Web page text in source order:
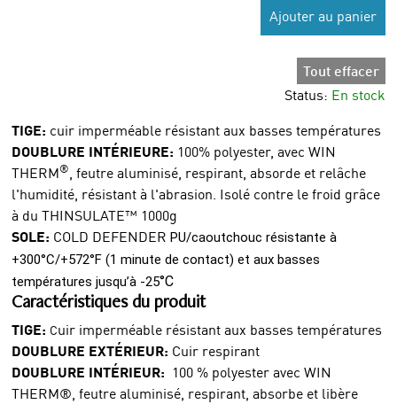
Ajouter au panier
Tout effacer
Status: En stock
TIGE: cuir imperméable résistant aux basses températures
DOUBLURE INTÉRIEURE: 100% polyester, avec WIN
THERM® , feutre aluminisé, respirant, absorde et relâche
l'humidité, résistant à l'abrasion. Isolé contre le froid grâce
à du THINSULATE™ 1000g
SOLE: COLD DEFENDERPU/caoutchouc résistante à
+300°C/+572°F (1 minute de contact) et aux basses
températures jusqu’à -25°C
Caractéristiques du produit
TIGE: Cuir imperméable résistant aux basses températures
DOUBLURE EXTÉRIEUR: Cuir respirant
DOUBLURE INTÉRIEUR: 100 % polyester avec WIN
THERM®, feutre aluminisé, respirant, absorbe et libère